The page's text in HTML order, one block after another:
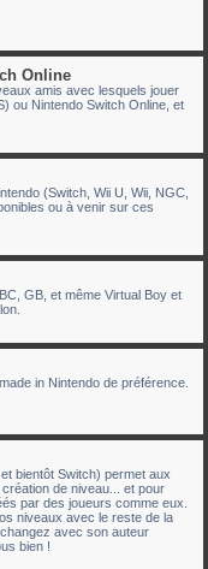
Online
amis avec lesquels jouer
ou Nintendo Switch Online, et
(Switch, Wii U, Wii, NGC,
ou à venir sur ces
GB, et même Virtual Boy et
in Nintendo de préférence.
bientôt Switch) permet aux
de niveau... et pour
par des joueurs comme eux.
niveaux avec le reste de la
avec son auteur
bien !